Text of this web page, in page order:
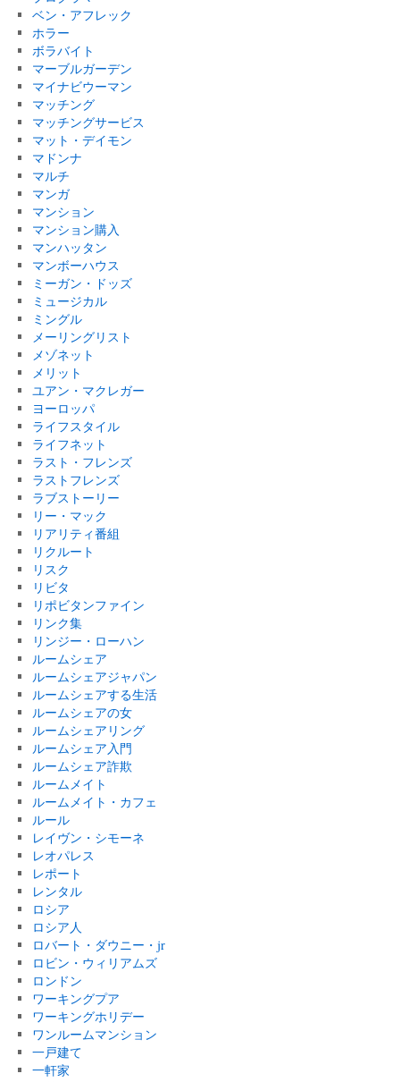
ベン・アフレック
ホラー
ボラバイト
マーブルガーデン
マイナビウーマン
マッチング
マッチングサービス
マット・デイモン
マドンナ
マルチ
マンガ
マンション
マンション購入
マンハッタン
マンボーハウス
ミーガン・ドッズ
ミュージカル
ミングル
メーリングリスト
メゾネット
メリット
ユアン・マクレガー
ヨーロッパ
ライフスタイル
ライフネット
ラスト・フレンズ
ラストフレンズ
ラブストーリー
リー・マック
リアリティ番組
リクルート
リスク
リビタ
リポビタンファイン
リンク集
リンジー・ローハン
ルームシェア
ルームシェアジャパン
ルームシェアする生活
ルームシェアの女
ルームシェアリング
ルームシェア入門
ルームシェア詐欺
ルームメイト
ルームメイト・カフェ
ルール
レイヴン・シモーネ
レオパレス
レポート
レンタル
ロシア
ロシア人
ロバート・ダウニー・jr
ロビン・ウィリアムズ
ロンドン
ワーキングプア
ワーキングホリデー
ワンルームマンション
一戸建て
一軒家